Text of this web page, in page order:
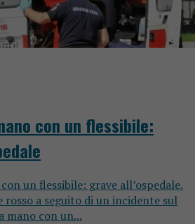
con un flessibile:
un flessibile: grave all’ospedale.
rosso a seguito di un incidente sul
mano con un...